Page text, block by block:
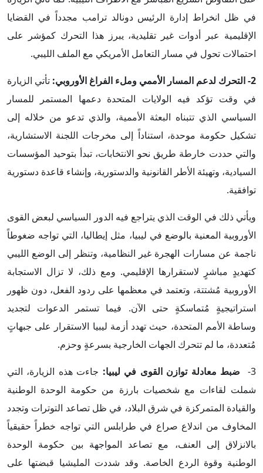
في ظل انخراط إدارة الرئيس دونالد ترامب مجدداً في القضايا
الإقليمية عبر أدوات غير تقليدية، يبرز هذا التحرك كمؤشر على
احتمالات تحول في مسار التعامل الأمريكي مع الملف الليبي.
2- التحرك لدعم المسار الأممي وملء الفراغ الأوروبي:
تأتي الزيارة
في وقت تؤكد فيه الولايات المتحدة دعمها المستمر للمسار
السياسي الذي تتبناه البعثة الأممية، والذي تدعو من خلاله إلى
تشكيل حكومة موحدة، استناداً إلى مخرجات اللجنة الاستشارية،
والتي حددت خارطة طريق نحو الانتخابات، تبدأ بتوحيد المؤسسات
السيادية، وتهيئة الأطر القانونية والدستورية، وإنشاء قاعدة دستورية
توافقية.
ويأتي ذلك في الوقت الذي يتراجع فيه الدور السياسي لبعض القوى
الأوروبية المعنية بالوضع في ليبيا، مثل إيطاليا، التي تواجه ضغوطاً
ناجمة عن مسارات الهجرة غير النظامية، وتنظر إلى الوضع الليبي
كتهديدٍ مباشرٍ لاستقرارها الإقليمي. ومع ذلك، لا تزال الاستجابة
الأوروبية مُشتتة، وتعتمد في معظمها على ردود الفعل، دون ظهور
استراتيجيةٍ مُتماسكةٍ حتى الآن. فيما تستمر الدعوات لتجديد
وساطة الأمم المتحدة، حيث تهدد أزمة ليبيا الاستقرار على جبهاتٍ
مُتعددة، ما لم تتحرك الجهات الخارجية بسرعةٍ وحزم.
3- ضبط معادلة توازن القوى في ليبيا: جاءت هذه الزيارة، التي
شملت لقاءات مع شخصيات بارزة من حكومة الوحدة الوطنية
والقيادة المتمركزة في شرق البلاد، في ظل تصاعد التوترات وتجدد
المخاوف من اندلاع صراع في طرابلس التي تواجه خطراً حقيقياً
بالانزلاق إلى العنف، مع تصاعد المواجهة بين حكومة الوحدة
الوطنية وقوة الردع الخاصة. وقد شددت المليشيا قبضتها على